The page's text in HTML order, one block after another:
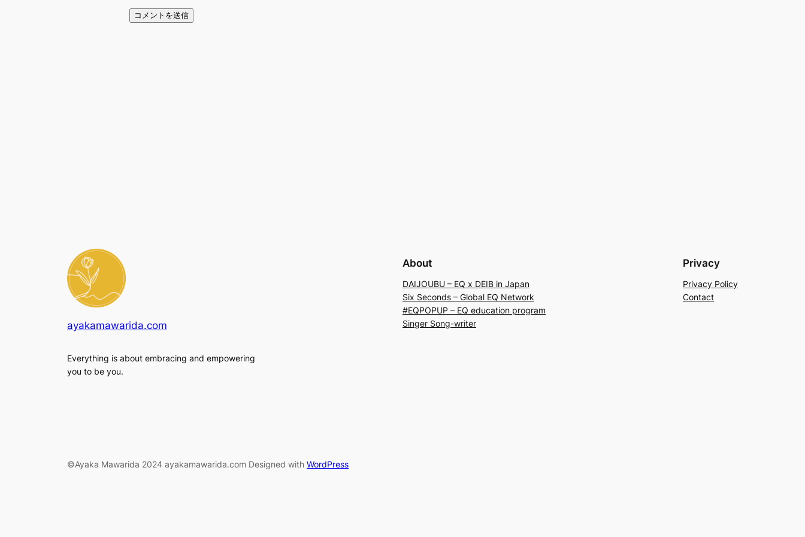
ayakamawarida.com
Everything is about embracing and empowering
you to be you.
About
DAIJOUBU – EQ x DEIB in Japan
Six Seconds – Global EQ Network
#EQPOPUP – EQ education program
Singer Song-writer
Privacy
Privacy Policy
Contact
©Ayaka Mawarida 2024 ayakamawarida.com Designed with WordPress